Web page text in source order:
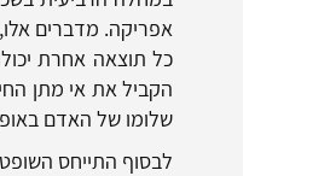
אפריקה. מדברים
כל תוצאה אחרת
הקביל את אי מתן
שלומו של האדם
לבסוף התייחס